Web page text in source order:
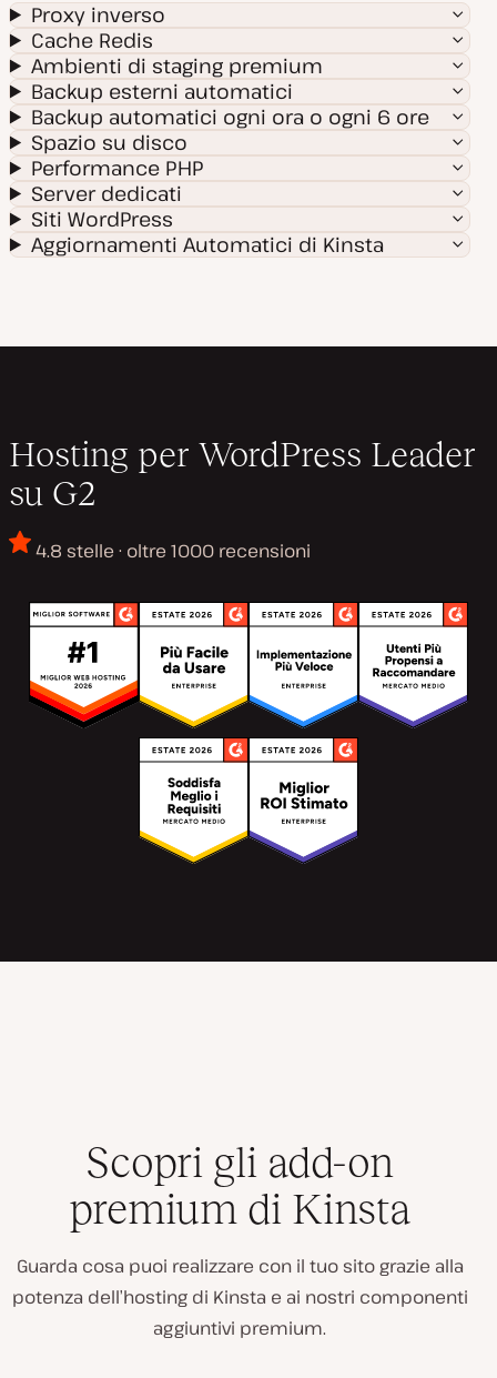
Proxy inverso
Cache Redis
Ambienti di staging premium
Backup esterni automatici
Backup automatici ogni ora o ogni 6 ore
Spazio su disco
Performance PHP
Server dedicati
Siti WordPress
Aggiornamenti Automatici di Kinsta
Hosting per WordPress Leader
su G2
4.8 stelle · oltre 1000 recensioni
Scopri gli add-on
premium di Kinsta
Guarda cosa puoi realizzare con il tuo sito grazie alla
potenza dell’hosting di Kinsta e ai nostri componenti
aggiuntivi premium.